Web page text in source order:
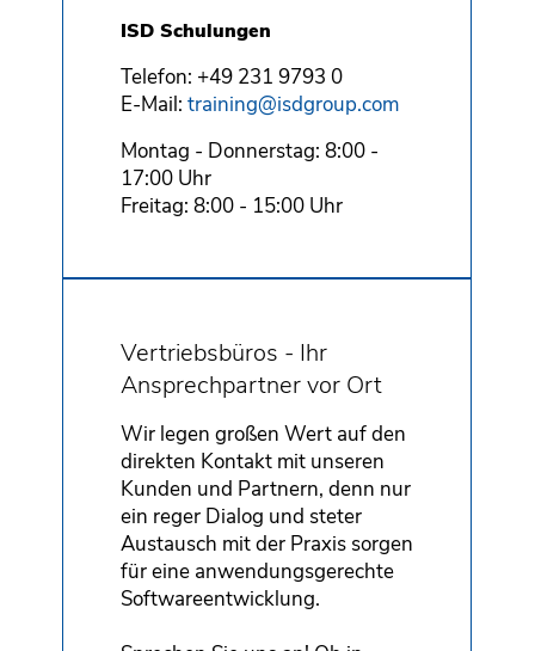
ISD Schulungen
Telefon: +49 231 9793 0
E-Mail:training@isdgroup.com
Montag - Donnerstag: 8:00 -
17:00 Uhr
Freitag: 8:00 - 15:00 Uhr
Vertriebsbüros - Ihr
Ansprechpartner vor Ort
Wir legen großen Wert auf den
direkten Kontakt mit unseren
Kunden und Partnern, denn nur
ein reger Dialog und steter
Austausch mit der Praxis sorgen
für eine anwendungsgerechte
Softwareentwicklung.